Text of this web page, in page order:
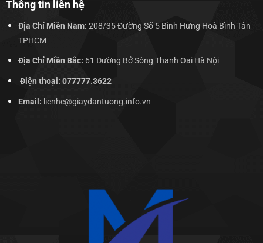
Thông tin liên hệ
Địa Chỉ Miền Nam: 208/35 Đường Số 5 Bình Hưng Hoà Bình Tân
TPHCM
Địa Chỉ Miền Bắc: 61 Đường Bở Sông Thanh Oai Hà Nội
Điện thoại: 077777.3622
Email: lienhe@giaydantuong.info.vn